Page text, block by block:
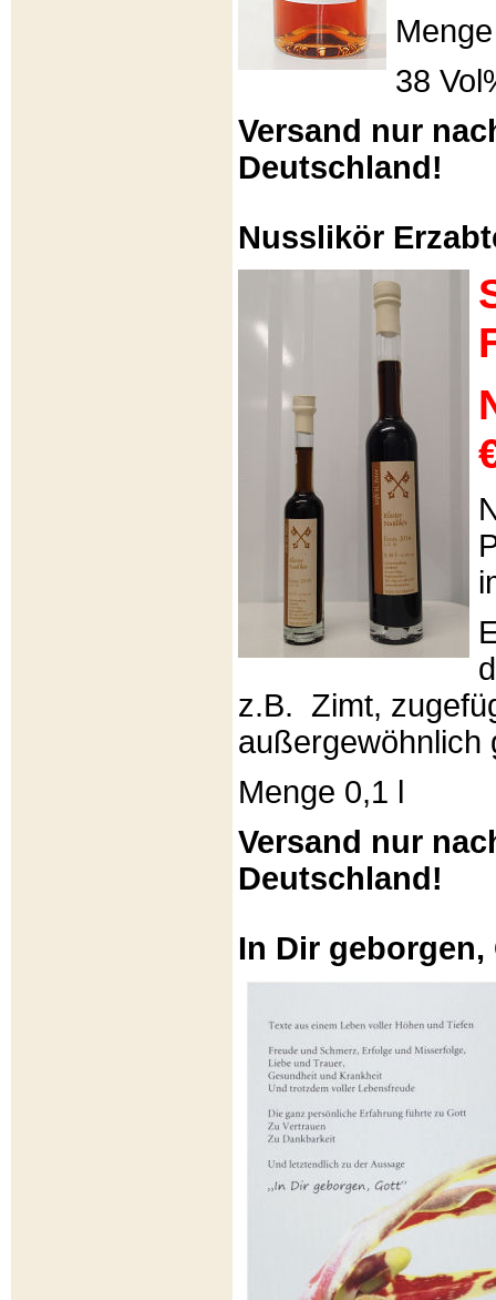
38
Versand nur
Deutschland!
Nusslikör
z.B. Zimt,
außergewöhnlich
Menge 0,1 l
Versand nur
Deutschland!
In Dir geborgen,